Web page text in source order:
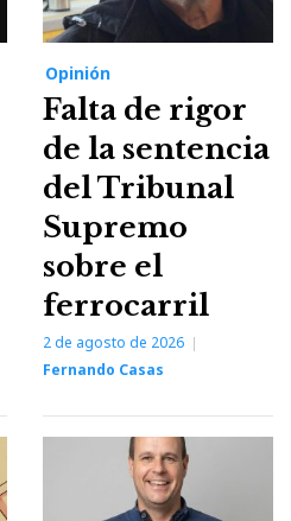
Opinión
Falta de rigor
de la sentencia
del Tribunal
Supremo
sobre el
ferrocarril
2 de agosto de 2026
Fernando Casas